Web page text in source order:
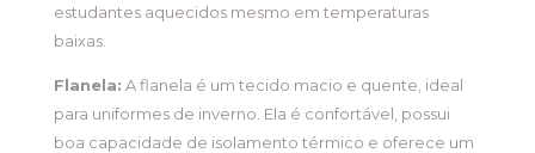
estudantes aquecidos mesmo em temperaturas
baixas.
Flanela: A flanela é um tecido macio e quente, ideal
para uniformes de inverno. Ela é confortável, possui
boa capacidade de isolamento térmico e oferece um